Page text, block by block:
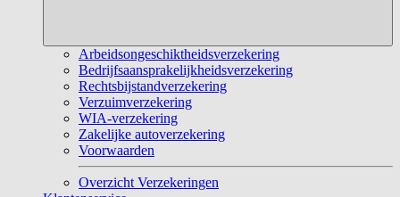
Arbeidsongeschiktheidsverzekering
Bedrijfsaansprakelijkheidsverzekering
Rechtsbijstandverzekering
Verzuimverzekering
WIA-verzekering
Zakelijke autoverzekering
Voorwaarden
Overzicht Verzekeringen